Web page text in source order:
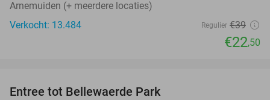
Arnemuiden (+ meerdere locaties)
Verkocht: 13.484
Regulier €39
€22,50
Entree tot Bellewaerde Park